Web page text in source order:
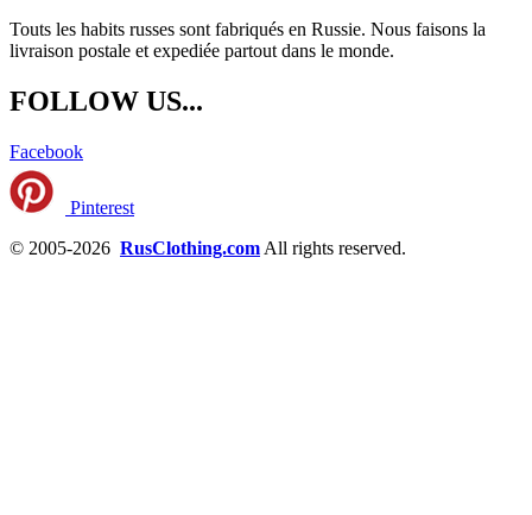
Touts les habits russes sont fabriqués en Russie. Nous faisons la
livraison postale et expediée partout dans le monde.
FOLLOW US...
Facebook
Pinterest
© 2005-2026 RusClothing.com All rights reserved.